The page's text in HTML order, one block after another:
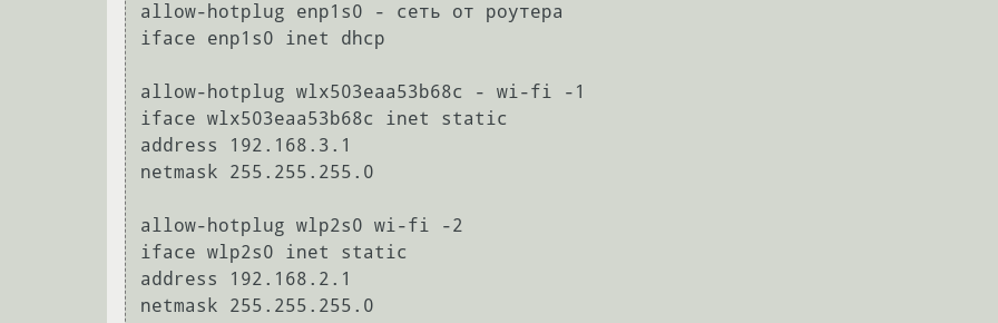
allow-hotplug enp1s0 - сеть от роутера
iface enp1s0 inet dhcp
allow-hotplug wlx503eaa53b68c - wi-fi -1
iface wlx503eaa53b68c inet static
address 192.168.3.1
netmask 255.255.255.0
allow-hotplug wlp2s0 wi-fi -2
iface wlp2s0 inet static
address 192.168.2.1
netmask 255.255.255.0